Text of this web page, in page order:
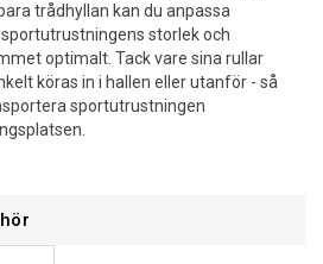
trådhyllan kan du anpassa
storlek och
optimalt. Tack vare sina rullar
köras in i hallen eller utanför - så
sportutrustningen